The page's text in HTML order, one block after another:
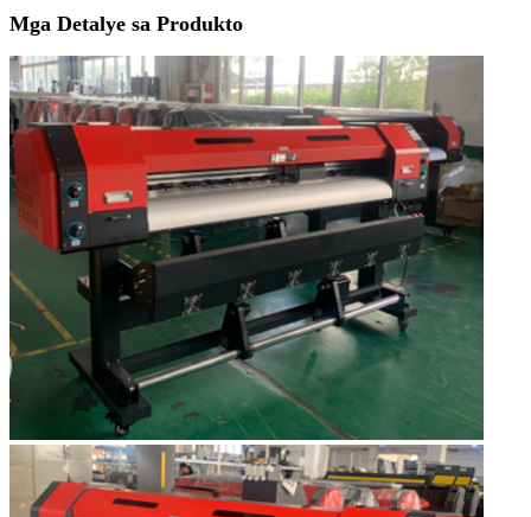
Mga Detalye sa Produkto